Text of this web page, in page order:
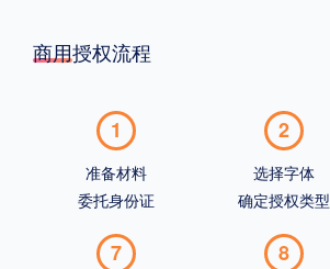
商用授权流程
1
准备材料
委托身份证
2
选择字体
确定授权类型
7 8